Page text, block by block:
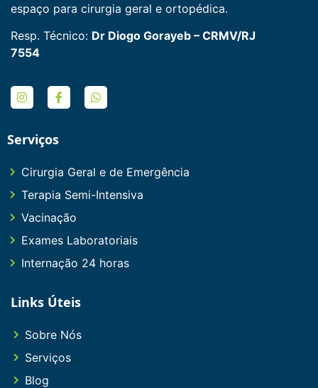
espaço para cirurgia geral e ortopédica.
Resp. Técnico: Dr Diogo Gorayeb – CRMV/RJ
7554
Serviços
Cirurgia Geral e de Emergência
Terapia Semi-Intensiva
Vacinação
Exames Laboratoriais
Internação 24 horas
Links Úteis
Sobre Nós
Serviços
Blog